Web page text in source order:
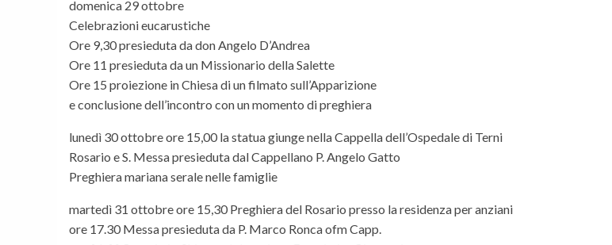
domenica 29 ottobre
Celebrazioni eucarustiche
Ore 9,30 presieduta da don Angelo D’Andrea
Ore 11 presieduta da un Missionario della Salette
Ore 15 proiezione in Chiesa di un filmato sull’Apparizione
e conclusione dell’incontro con un momento di preghiera
lunedì 30 ottobre ore 15,00 la statua giunge nella Cappella dell’Ospedale di Terni
Rosario e S. Messa presieduta dal Cappellano P. Angelo Gatto
Preghiera mariana serale nelle famiglie
martedì 31 ottobre ore 15,30 Preghiera del Rosario presso la residenza per anziani
ore 17.30 Messa presieduta da P. Marco Ronca ofm Capp.